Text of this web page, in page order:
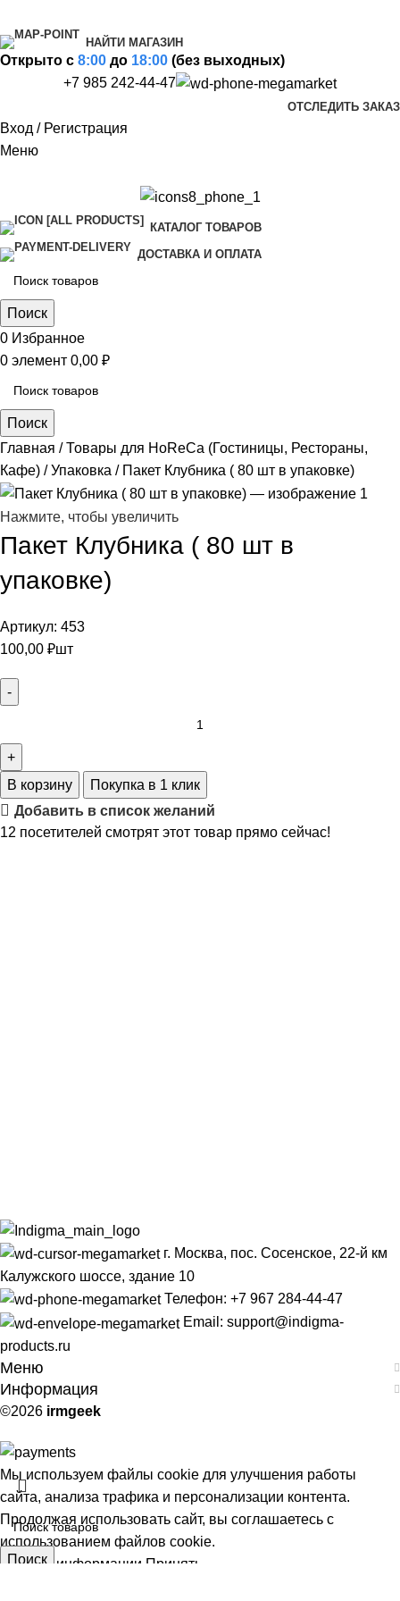
НАЙТИ МАГАЗИН
Открыто c 8:00 до 18:00 (без выходных)
+7 985 242-44-47
ОТСЛЕДИТЬ ЗАКАЗ
Вход / Регистрация
Меню
КАТАЛОГ ТОВАРОВ
ДОСТАВКА И ОПЛАТА
Поиск
0 Избранное
0 элемент 0,00 ₽
Поиск
Главная
Товары для HoReCa (Гостиницы, Рестораны,
Кафе)
Упаковка Пакет Клубника ( 80 шт в упаковке)
Нажмите, чтобы увеличить
Пакет Клубника ( 80 шт в
упаковке)
Артикул: 453
100,00 ₽шт
В корзину
Покупка в 1 клик
Добавить в список желаний
12 посетителей смотрят этот товар прямо сейчас!
г. Москва, пос. Сосенское, 22-й км
Калужского шоссе, здание 10
Телефон: +7 967 284-44-47
Email: support@indigma-
products.ru
Меню
Информация
©2026 irmgeek
Поиск
Мы используем файлы cookie для улучшения работы
сайта, анализа трафика и персонализации контента.
Продолжая использовать сайт, вы соглашаетесь с
использованием файлов cookie.
Больше информации Принять